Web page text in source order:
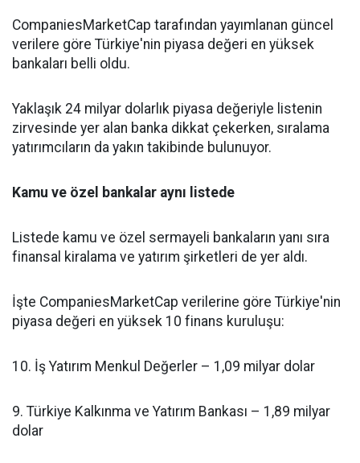
CompaniesMarketCap tarafından yayımlanan güncel
verilere göre Türkiye'nin piyasa değeri en yüksek
bankaları belli oldu.
Yaklaşık 24 milyar dolarlık piyasa değeriyle listenin
zirvesinde yer alan banka dikkat çekerken, sıralama
yatırımcıların da yakın takibinde bulunuyor.
Kamu ve özel bankalar aynı listede
Listede kamu ve özel sermayeli bankaların yanı sıra
finansal kiralama ve yatırım şirketleri de yer aldı.
İşte CompaniesMarketCap verilerine göre Türkiye'nin
piyasa değeri en yüksek 10 finans kuruluşu:
10. İş Yatırım Menkul Değerler – 1,09 milyar dolar
9. Türkiye Kalkınma ve Yatırım Bankası – 1,89 milyar
dolar